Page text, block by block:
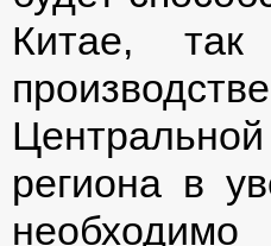
Китае,
региона в